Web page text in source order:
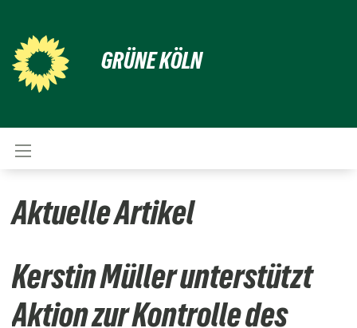
GRÜNE KÖLN
Aktuelle Artikel
Kerstin Müller unterstützt
Aktion zur Kontrolle des